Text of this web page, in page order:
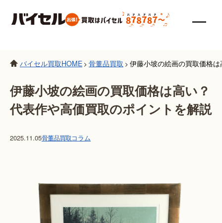
バイセル買取HOME > 骨董品買取 > 伊藤小坡の絵画の買取価格
伊藤小坡の絵画の買取価格は高い？
代表作や高価買取のポイントを解説
2025.11.05骨董品買取コラム